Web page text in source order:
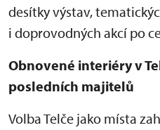
desítky výstav,
i doprovodných akcí po
Obnovené interiéry v
posledních majitelů
Volba Telče jako místa